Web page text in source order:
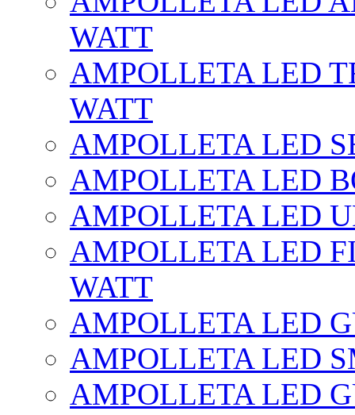
WATT
AMPOLLETA LED
WATT
AMPOLLETA LED
AMPOLLETA LED
AMPOLLETA LED
AMPOLLETA LED
WATT
AMPOLLETA LED
AMPOLLETA LED
AMPOLLETA LED